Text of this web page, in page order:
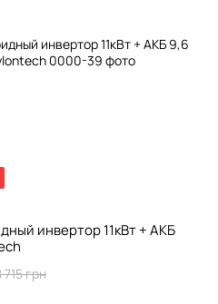
инвертор 11кВт + АКБ
715 грн